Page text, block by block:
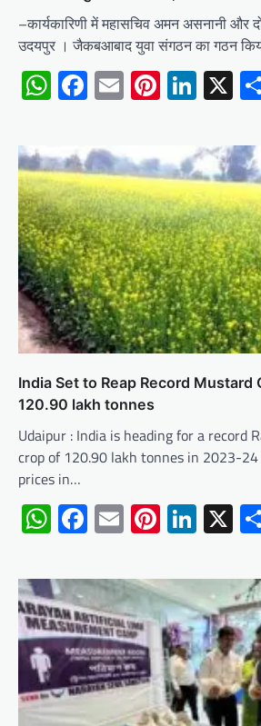
–कार्यकारिणी में महासचिव अमन असनानी और
उदयपुर । जैकबआबाद युवा संगठन का गठन
WhatsApp
Facebook
Email X
India Set to Reap Record
120.90 lakh tonnes
Udaipur : India is heading for a record
crop of 120.90 lakh tonnes in 2023-
prices in…
WhatsApp
Facebook
Email X